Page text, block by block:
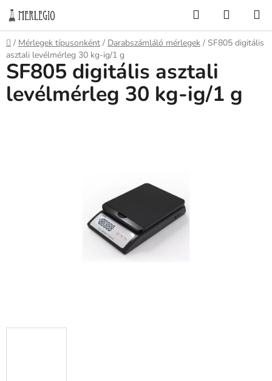
Ugrás
fő
tartalomhoz
KeresésKOSÁR
Kezdőlap
/ Mérlegek típusonként / Darabszámláló mérlegek / SF805 digitális
asztali levélmérleg 30 kg-ig/1 g
SF805 digitális asztali
levélmérleg 30 kg-ig/1 g